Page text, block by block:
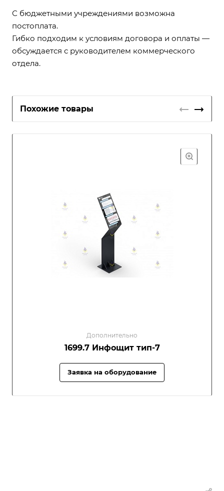
С бюджетными учреждениями возможна
постоплата.
Гибко подходим к условиям договора и оплаты —
обсуждается с руководителем коммерческого
отдела.
Похожие товары
Дополнительно
1699.7 Инфощит тип-7
Заявка на оборудование